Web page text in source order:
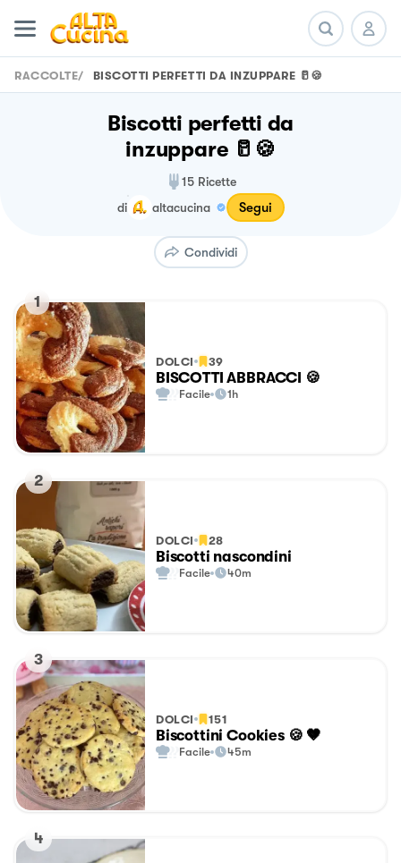
RACCOLTE/ BISCOTTI PERFETTI DA INZUPPARE 🥛🍪
Biscotti perfetti da
inzuppare 🥛🍪
15 Ricette
di
altacucina Segui
Condividi
1
DOLCI 39
BISCOTTI ABBRACCI 🍪
Facile 1h
2
DOLCI 28
Biscotti nascondini
Facile 40m
3
DOLCI 151
Biscottini Cookies 🍪 🤎
Facile 45m
4